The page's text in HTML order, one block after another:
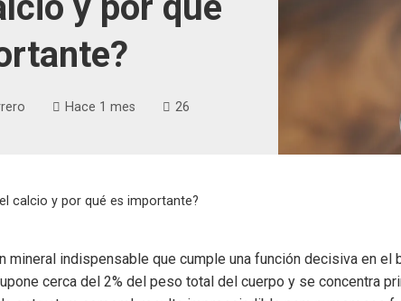
Hace 1 mes 26
calcio y por qué es importante?
mineral indispensable que cumple una función decisiva en
cerca del 2% del peso total del cuerpo y se concentra